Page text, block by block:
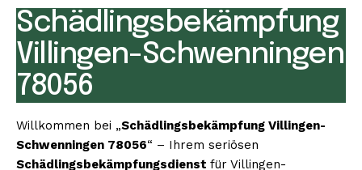
Schädlingsbekämpfung
Villingen-Schwenningen
78056
Willkommen bei „Schädlingsbekämpfung Villingen-
Schwenningen 78056“ – Ihrem seriösen
Schädlingsbekämpfungsdienst für Villingen-